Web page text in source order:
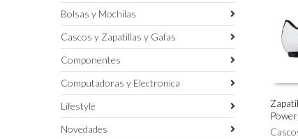
Este
Bolsas y Mochilas
Cascos y Zapatillas y Gafas
Componentes
Computadoras y Electronica
Lifestyle
Novedades